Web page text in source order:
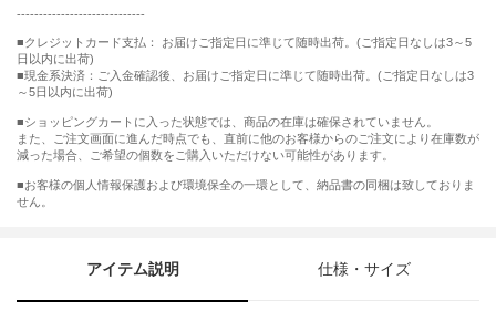
-----------------------------
■クレジットカード支払： お届けご指定日に準じて随時出荷。(ご指定日なしは3～5
日以内に出荷)
■現金系決済：ご入金確認後、お届けご指定日に準じて随時出荷。(ご指定日なしは3
～5日以内に出荷)
■ショッピングカートに入った状態では、商品の在庫は確保されていません。
また、ご注文画面に進んだ時点でも、直前に他のお客様からのご注文により在庫数が
減った場合、ご希望の個数をご購入いただけない可能性があります。
■お客様の個人情報保護および環境保全の一環として、納品書の同梱は致しておりま
せん。
アイテム説明 仕様・サイズ